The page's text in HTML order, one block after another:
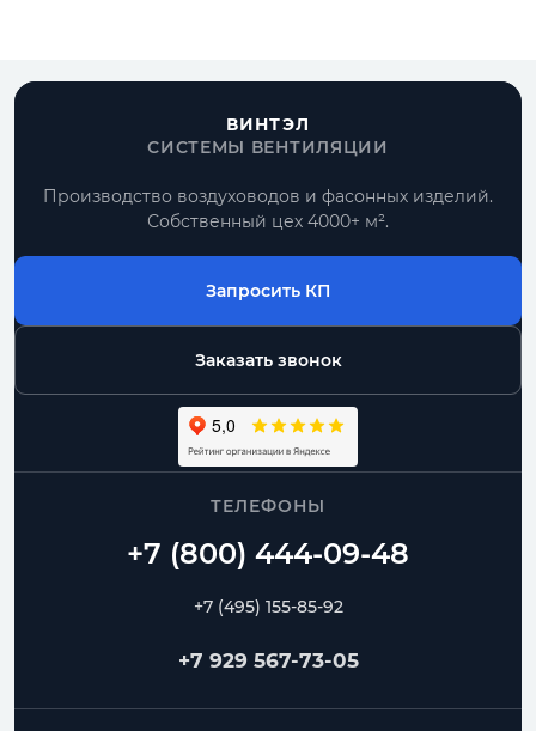
ВИНТЭЛ
СИСТЕМЫ ВЕНТИЛЯЦИИ
Производство воздуховодов и фасонных изделий.
Собственный цех 4000+ м².
Запросить КП
Заказать звонок
ТЕЛЕФОНЫ
+7 (495) 155-85-92
+7 929 567-73-05